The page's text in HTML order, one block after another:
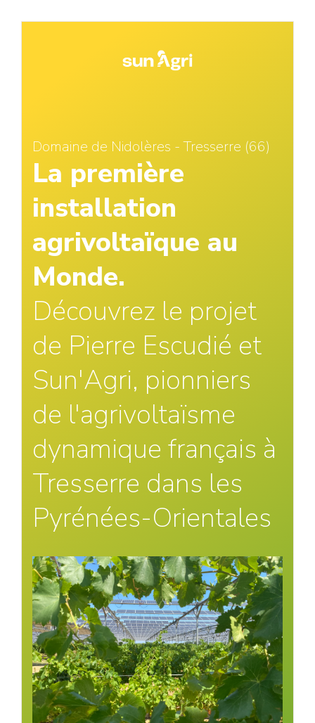
Domaine de Nidolères - Tresserre (66)
La première
installation
agrivoltaïque au
Monde.
Découvrez le projet
de Pierre Escudié et
Sun'Agri, pionniers
de l'agrivoltaïsme
dynamique français à
Tresserre dans les
Pyrénées-Orientales